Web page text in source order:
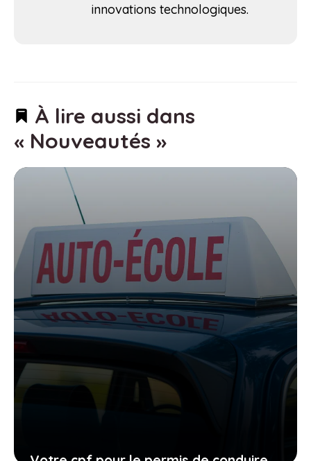
innovations technologiques.
À lire aussi dans
« Nouveautés »